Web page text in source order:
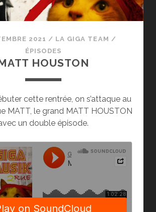
2021 / LA GIGA TEAM /
ÉPISODES
HOUSTON
cette rentrée, on s’attaque au
MATT, le grand MATT HOUSTON
un double épisode.